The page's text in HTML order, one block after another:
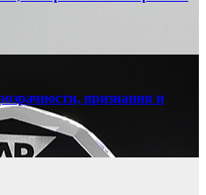
признания и